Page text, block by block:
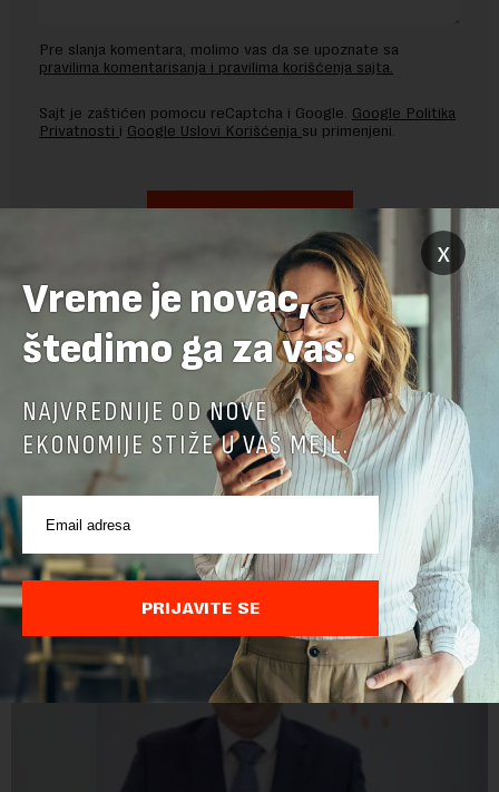
Pre slanja komentara, molimo vas da se upoznate sa
pravilima komentarisanja i pravilima korišćenja sajta.
Sajt je zaštićen pomocu reCaptcha i Google. Google Politika
Privatnosti i Google Uslovi Korišćenja su primenjeni.
x
Vreme je novac,
štedimo ga za vas.
NAJVREDNIJE OD NOVE
EKONOMIJE STIŽE U VAŠ MEJL.
PRIJAVITE SE